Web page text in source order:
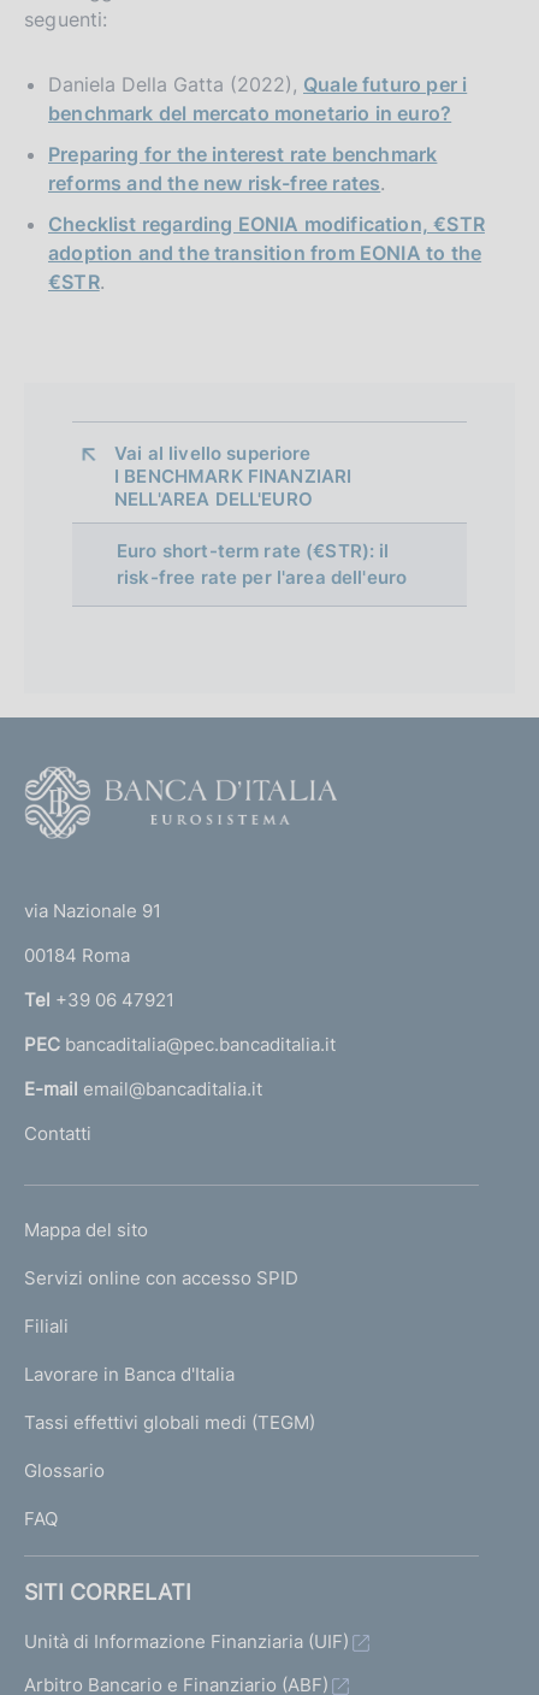
seguenti:
Daniela Della Gatta (2022), Quale futuro per i
benchmark del mercato monetario in euro?
Preparing for the interest rate benchmark
reforms and the new risk-free rates.
Checklist regarding EONIA modification, €STR
adoption and the transition from EONIA to the
€STR.
Vai al livello superiore
I BENCHMARK FINANZIARI
NELL'AREA DELL'EURO
Euro short-term rate (€STR): il
risk-free rate per l'area dell'euro
r
n
a
l
'
m
e
a
g
via Nazionale 91
00184 Roma
Tel +39 06 47921
PEC bancaditalia@pec.bancaditalia.it
E-mail email@bancaditalia.it
Contatti
L
N
K
T
I
I
Mappa del sito
Servizi online con accesso SPID
Filiali
Lavorare in Banca d'Italia
Tassi effettivi globali medi (TEGM)
Glossario
FAQ
SITI CORRELATI
Unità di Informazione Finanziaria (UIF)
Arbitro Bancario e Finanziario (ABF)